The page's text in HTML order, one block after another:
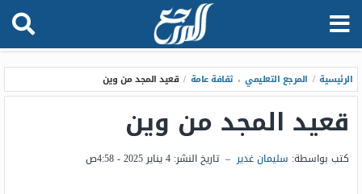
الرئيسية / المرجع التعليمي ، ثقافة عامة / قعيد المجد من وين
قعيد المجد من وين
كتب بواسطة: سليمان غدير – تاريخ النشر: 4 يناير 2025 - 4:58ص